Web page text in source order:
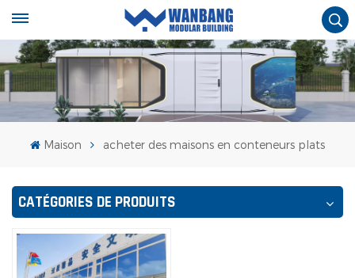
Maison acheter des maisons en conteneurs plats
CATÉGORIES DE PRODUITS